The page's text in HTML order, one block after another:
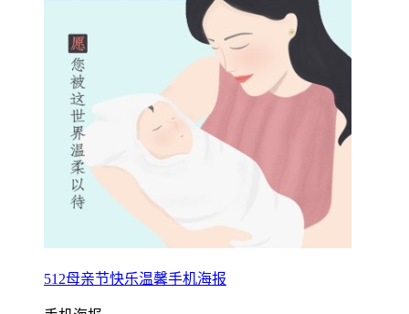
512母亲节快乐温馨手机海报